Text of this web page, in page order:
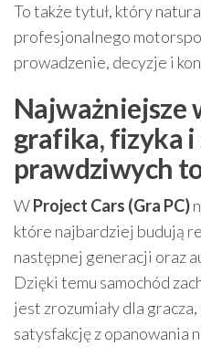
To także tytuł, który
profesjonalnego
prowadzenie, decyzje i
Najważniejsze
grafika, fizyka i
prawdziwych
WProject Cars (Gra PC)
które najbardziej budują
następnej generacji oraz
Dzięki temu samochód
jest zrozumiały dla
satysfakcję z opanowania